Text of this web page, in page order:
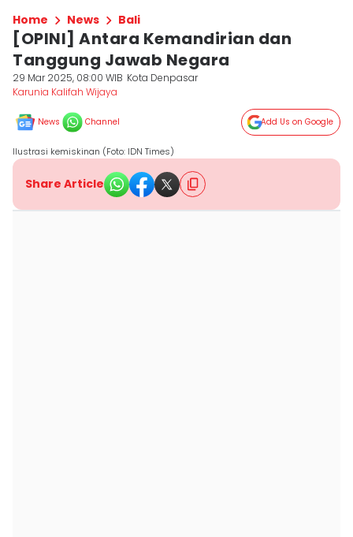
Home News Bali
[OPINI] Antara Kemandirian dan
Tanggung Jawab Negara
29 Mar 2025, 08:00 WIB Kota Denpasar
Karunia Kalifah Wijaya
News Channel Add Us on Google
Ilustrasi kemiskinan (Foto: IDN Times)
Share Article